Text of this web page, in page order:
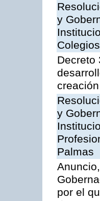
y
Decreto
y
Palmas
por el